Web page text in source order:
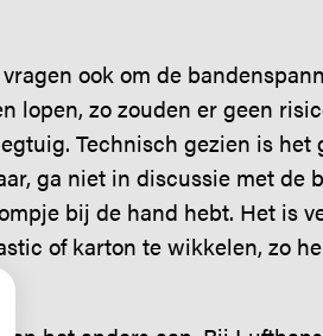
ook om de
lopen, zo zouden er geen
Technisch gezien is
ga niet in discussie met de
bij de hand hebt. Het is
of karton te wikkelen, zo